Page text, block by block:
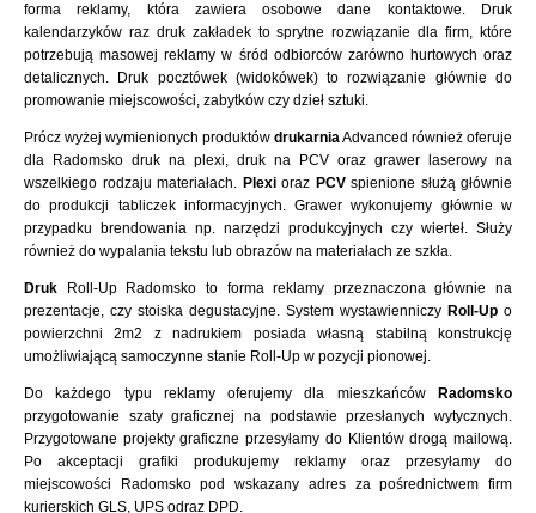
forma reklamy, która zawiera osobowe dane kontaktowe. Druk
kalendarzyków raz druk zakładek to sprytne rozwiązanie dla firm, które
potrzebują masowej reklamy w śród odbiorców zarówno hurtowych oraz
detalicznych. Druk pocztówek (widokówek) to rozwiązanie głównie do
promowanie miejscowości, zabytków czy dzieł sztuki.
Prócz wyżej wymienionych produktów drukarniaAdvanced również oferuje
dla Radomsko druk na plexi, druk na PCV oraz grawer laserowy na
wszelkiego rodzaju materiałach. Plexioraz PCVspienione służą głównie
do produkcji tabliczek informacyjnych. Grawer wykonujemy głównie w
przypadku brendowania np. narzędzi produkcyjnych czy wierteł. Służy
również do wypalania tekstu lub obrazów na materiałach ze szkła.
Druk Roll-Up Radomsko to forma reklamy przeznaczona głównie na
prezentacje, czy stoiska degustacyjne. System wystawienniczy Roll-Up o
powierzchni 2m2 z nadrukiem posiada własną stabilną konstrukcję
umożliwiającą samoczynne stanie Roll-Up w pozycji pionowej.
Do każdego typu reklamy oferujemy dla mieszkańców
Radomsko
przygotowanie szaty graficznej na podstawie przesłanych wytycznych.
Przygotowane projekty graficzne przesyłamy do Klientów drogą mailową.
Po akceptacji grafiki produkujemy reklamy oraz przesyłamy do
miejscowości Radomsko pod wskazany adres za pośrednictwem firm
kurierskich GLS, UPS odraz DPD.